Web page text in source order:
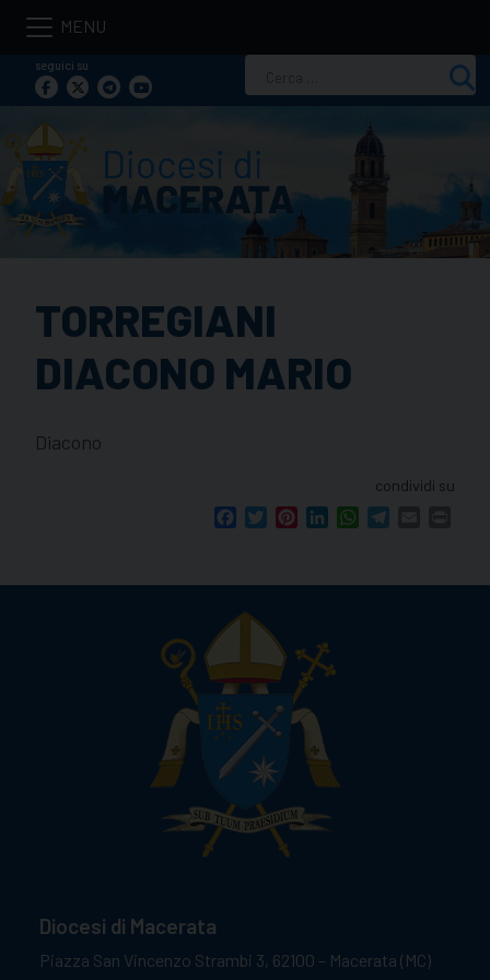
Skip
contentseguici su
per:
TORREGIANI
DIACONO MARIO
Diacono
condividi su
FacebookTwitterPinterestLinkedInWhatsApp
Diocesi di Macerata
Piazza San Vincenzo Strambi 3, 62100 – Macerata (MC)